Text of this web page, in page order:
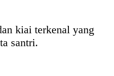
kiai terkenal yang
santri.